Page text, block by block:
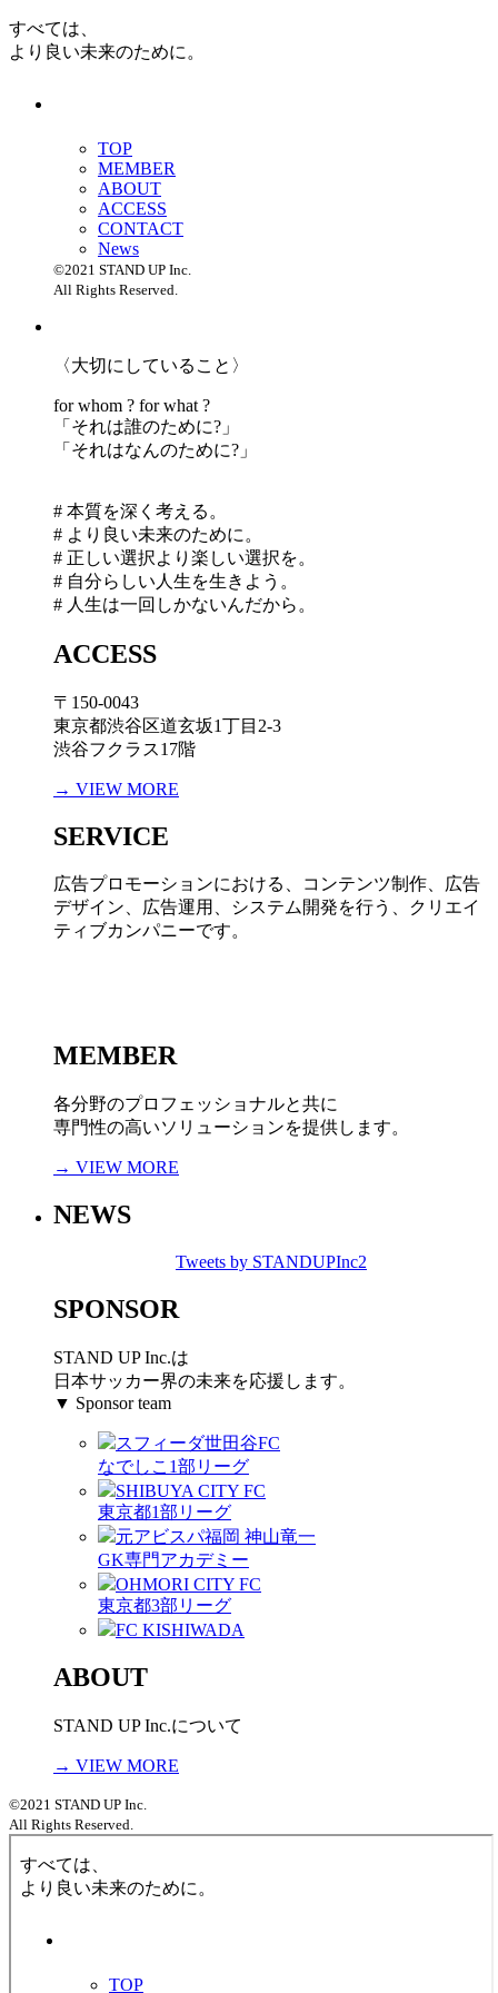
すべては、
より良い未来のために。
TOP
MEMBER
ABOUT
ACCESS
CONTACT
News
©2021 STAND UP Inc.
All Rights Reserved.
〈大切にしていること〉
for whom ? for what ?
「 それは誰のために?」
「 それはなんのために?」
# 本質を深く考える。
# より良い未来のために。
# 正しい選択より楽しい選択を。
# 自分らしい人生を生きよう。
# 人生は一回しかないんだから。
ACCESS
〒150-0043
東京都渋谷区道玄坂1丁目2-3
渋谷フクラス17階
→ VIEW MORE
SERVICE
広告プロモーションにおける、コンテンツ制作、広告
デザイン、広告運用、システム開発を行う、
クリエイ
ティブカンパニーです。
MEMBER
各分野のプロフェッショナルと共に
専門性の高いソリューションを提供します。
→ VIEW MORE
NEWS
Tweets by STANDUPInc2
SPONSOR
STAND UP Inc.は
日本サッカー界の未来を応援します。
▼ Sponsor team
スフィーダ世田谷FC
なでしこ1部リーグ
SHIBUYA CITY FC
東京都1部リーグ
元アビスパ福岡 神山竜一
GK専門アカデミー
OHMORI CITY FC
東京都3部リーグ
FC KISHIWADA
ABOUT
STAND UP Inc.について
→ VIEW MORE
©2021 STAND UP Inc.
All Rights Reserved.